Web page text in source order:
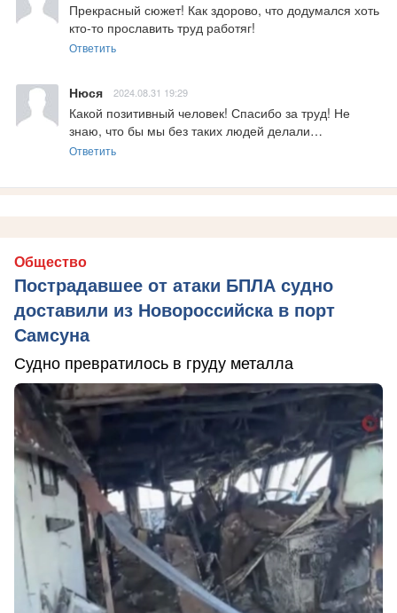
Прекрасный сюжет! Как здорово, что додумался хоть
кто-то прославить труд работяг!
Ответить
Нюся 2024.08.31 19:29
Какой позитивный человек! Спасибо за труд! Не
знаю, что бы мы без таких людей делали…
Ответить
Общество
Пострадавшее от атаки БПЛА судно
доставили из Новороссийска в порт
Самсуна
Судно превратилось в груду металла